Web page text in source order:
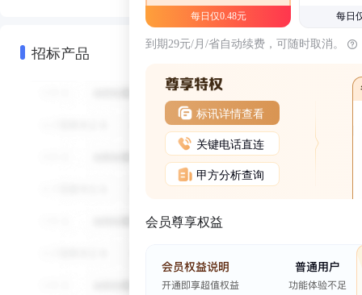
招标产品
每日仅0.48元 每日
到期29元/月/省自动续费，可随时取消。
标讯详情查看
关键电话直连
甲方分析查询
会员尊享权益